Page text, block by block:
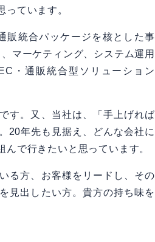
ています。
販統合パッケージを核とした事
マーケティング、システム運用
・通販統合型ソリューション
す。又、当社は、「手上げれば
20年先も見据え、どんな会社に
で行きたいと思っています。
る方、お客様をリードし、その
見出したい方。貴方の持ち味を